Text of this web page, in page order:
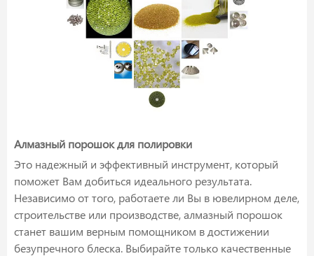
Алмазный порошок для полировки
Это надежный и эффективный инструмент, который
поможет Вам добиться идеального результата.
Независимо от того, работаете ли Вы в ювелирном деле,
строительстве или производстве, алмазный порошок
станет вашим верным помощником в достижении
безупречного блеска. Выбирайте только качественные